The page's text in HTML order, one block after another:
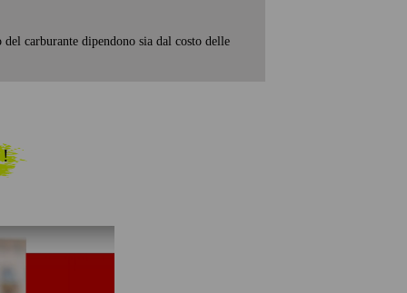
carburante dipendono sia dal costo delle
!